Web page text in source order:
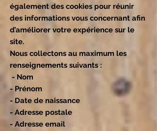
également des cookies pour réunir
des informations vous concernant afin
d’améliorer votre expérience sur le
site.
Nous collectons au maximum les
renseignements suivants :
- Nom
- Prénom
- Date de naissance
- Adresse postale
- Adresse email